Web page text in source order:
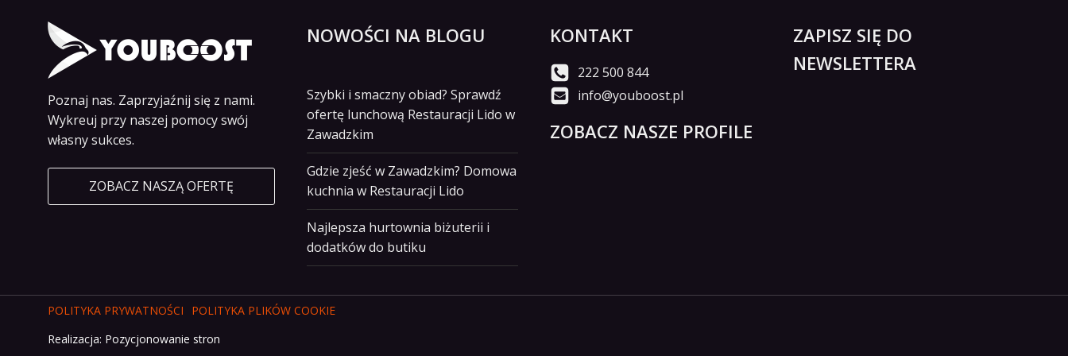
Poznaj nas. Zaprzyjaźnij się z nami.
Wykreuj przy naszej pomocy swój
własny sukces.
ZOBACZ NASZĄ OFERTĘ
NOWOŚCI NA BLOGU
Szybki i smaczny obiad? Sprawdź
ofertę lunchową Restauracji Lido w
Zawadzkim
Gdzie zjeść w Zawadzkim? Domowa
kuchnia w Restauracji Lido
Najlepsza hurtownia biżuterii i
dodatków do butiku
KONTAKT
222 500 844
info@youboost.pl
ZOBACZ NASZE PROFILE
ZAPISZ SIĘ DO
NEWSLETTERA
POLITYKA PRYWATNOŚCI
POLITYKA PLIKÓW COOKIE
Realizacja: Pozycjonowanie stron